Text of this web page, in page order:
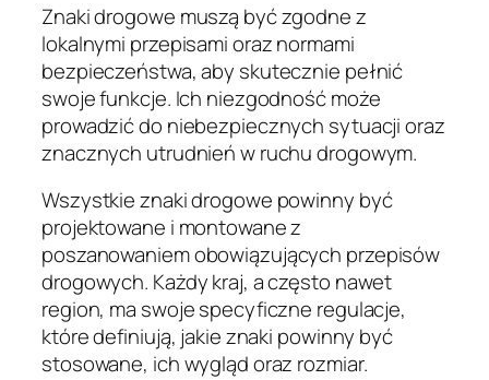
Znaki drogowe muszą być zgodne z
lokalnymi przepisami oraz normami
bezpieczeństwa, aby skutecznie pełnić
swoje funkcje. Ich niezgodność może
prowadzić do niebezpiecznych sytuacji oraz
znacznych utrudnień w ruchu drogowym.
Wszystkie znaki drogowe powinny być
projektowane i montowane z
poszanowaniem obowiązujących przepisów
drogowych. Każdy kraj, a często nawet
region, ma swoje specyficzne regulacje,
które definiują, jakie znaki powinny być
stosowane, ich wygląd oraz rozmiar.